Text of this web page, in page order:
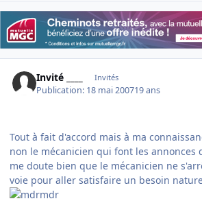
Invité ____ Invités
Publication: 18 mai 200719 ans
Tout à fait d'accord mais à ma
non le mécanicien qui font les annonces
me doute bien que le mécanicien ne
voie pour aller satisfaire un besoin